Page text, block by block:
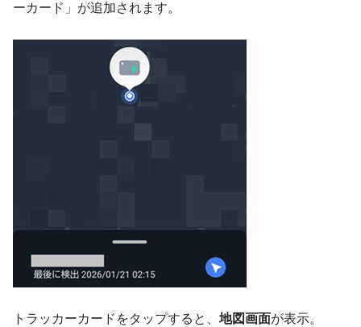
ーカード」が追加されます。
トラッカーカードをタップすると、 地図画面が表示。